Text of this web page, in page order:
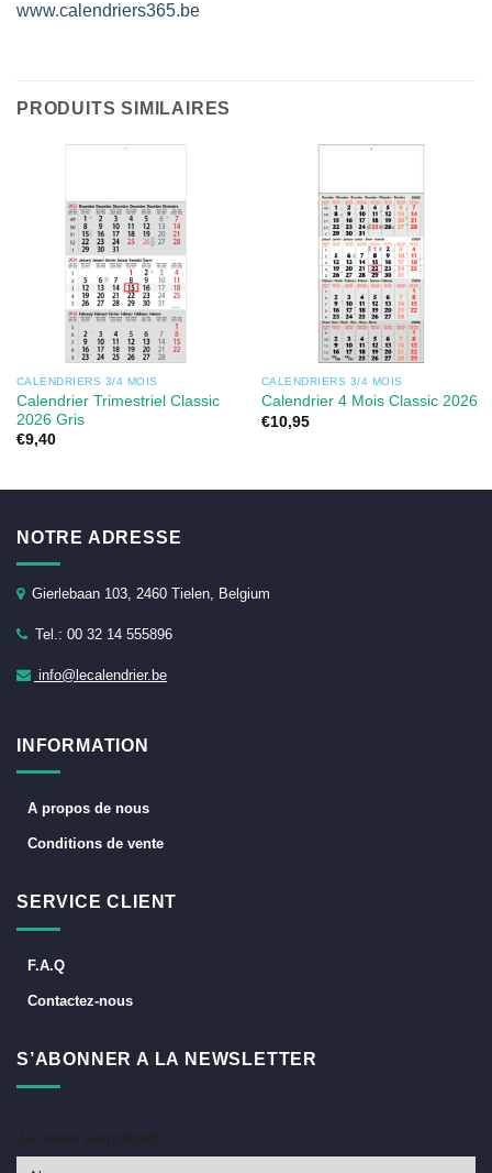
www.calendriers365.be
PRODUITS SIMILAIRES
CALENDRIERS 3/4 MOIS
Calendrier Trimestriel Classic
2026 Gris
€9,40
CALENDRIERS 3/4 MOIS
Calendrier 4 Mois Classic 2026
€10,95
NOTRE ADRESSE
Gierlebaan 103, 2460 Tielen, Belgium
Tel.: 00 32 14 555896
info@lecalendrier.be
INFORMATION
A propos de nous
Conditions de vente
SERVICE CLIENT
F.A.Q
Contactez-nous
S’ABONNER A LA NEWSLETTER